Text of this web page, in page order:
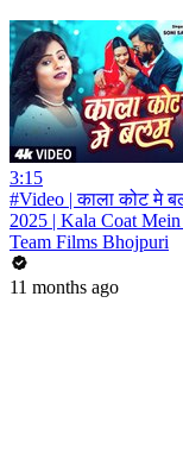
3:15
#Video | काला कोट मे
2025 | Kala Coat
Team Films Bhojpuri
11 months ago